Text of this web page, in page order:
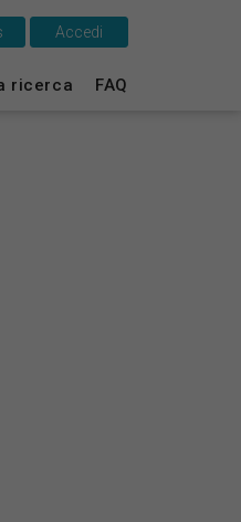
ricerca FAQ
Accedi